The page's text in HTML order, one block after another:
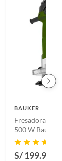
BAUKER
Fresadora
500 W Bauker
S/ 199.90